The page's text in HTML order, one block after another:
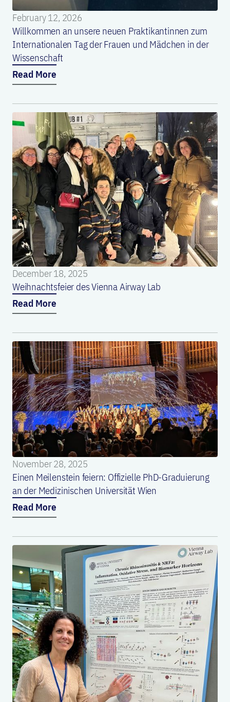
February 12, 2026
Willkommen an unsere neuen Praktikantinnen zum
Internationalen Tag der Frauen und Mädchen in der
Wissenschaft
Read More
December 18, 2025
Weihnachtsfeier des Vienna Airway Lab
Read More
November 28, 2025
Einen Meilenstein feiern: Offizielle PhD-Graduierung
an der Medizinischen Universität Wien
Read More